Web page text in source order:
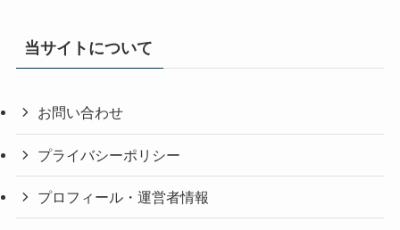
当サイトについて
お問い合わせ
プライバシーポリシー
プロフィール・運営者情報